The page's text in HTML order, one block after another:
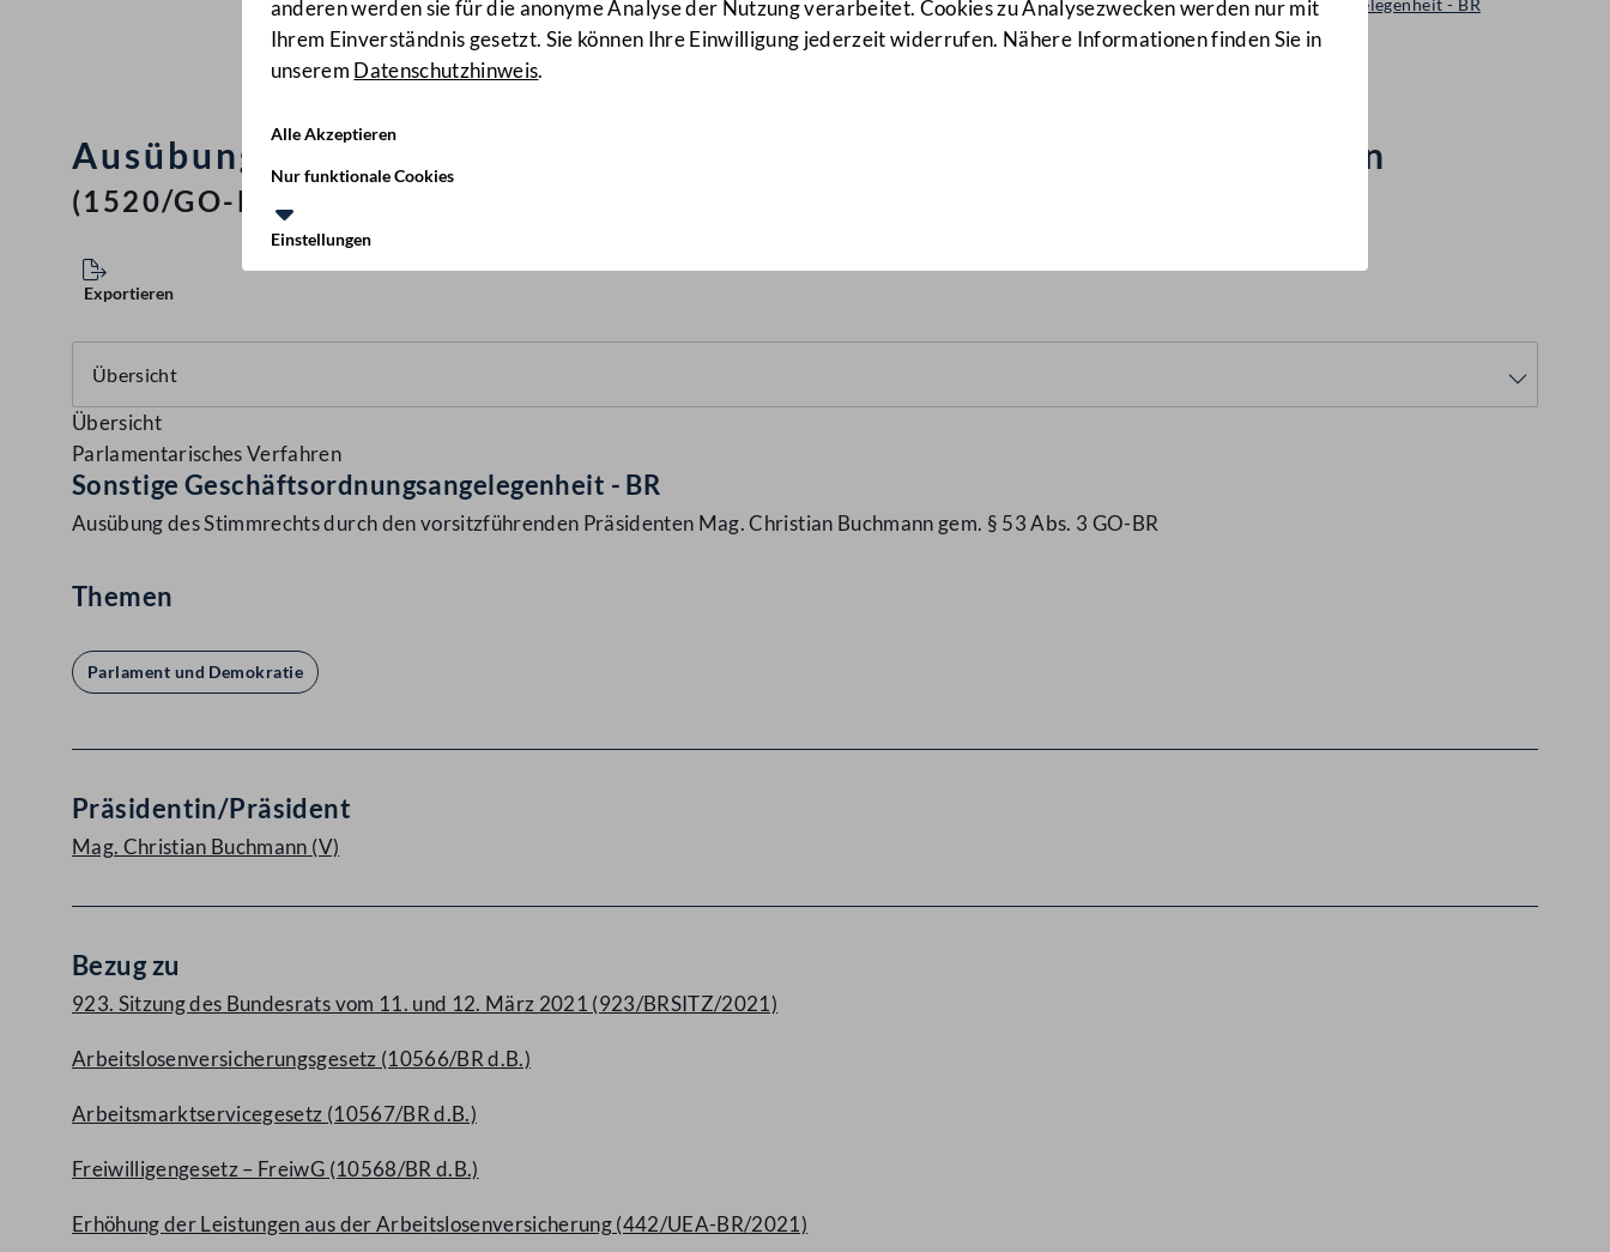
anderen werden sie für die anonyme Analyse der Nutzung verarbeitet. Cookies zu Analysezwecken werden nur mit
Ihrem Einverständnis gesetzt. Sie können Ihre Einwilligung jederzeit widerrufen. Nähere Informationen finden Sie in
unserem Datenschutzhinweis.
Alle Akzeptieren
Nur funktionale Cookies
Einstellungen
Sonstige Geschäftsordnungsangelegenheit - BR
1520/GO-BR/2021
Ausübung des Stimmrechts durch den vorsitzführenden Präsidenten
(1520/GO-BR/2021)
Exportieren
Übersicht
Parlamentarisches Verfahren
Sonstige Geschäftsordnungsangelegenheit - BR
Ausübung des Stimmrechts durch den vorsitzführenden Präsidenten Mag. Christian Buchmann gem. § 53 Abs. 3 GO-BR
Themen
Parlament und Demokratie
Präsidentin/Präsident
Mag. Christian Buchmann (V)
Bezug zu
923. Sitzung des Bundesrats vom 11. und 12. März 2021 (923/BRSITZ/2021)
Arbeitslosenversicherungsgesetz (10566/BR d.B.)
Arbeitsmarktservicegesetz (10567/BR d.B.)
Freiwilligengesetz – FreiwG (10568/BR d.B.)
Erhöhung der Leistungen aus der Arbeitslosenversicherung (442/UEA-BR/2021)